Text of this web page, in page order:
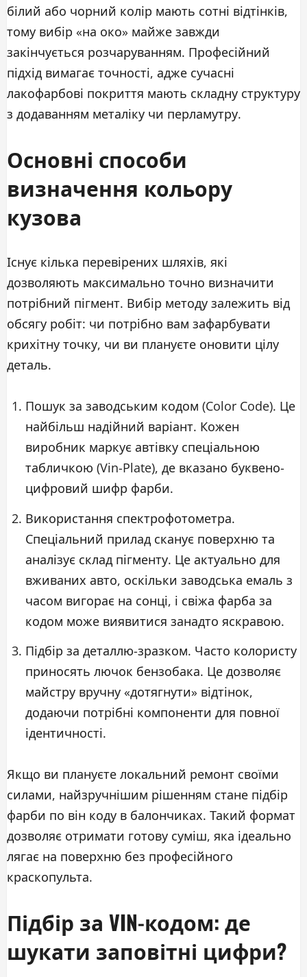
білий або чорний колір мають сотні відтінків,
тому вибір «на око» майже завжди
закінчується розчаруванням. Професійний
підхід вимагає точності, адже сучасні
лакофарбові покриття мають складну структуру
з додаванням металіку чи перламутру.
Основні способи
визначення кольору
кузова
Існує кілька перевірених шляхів, які
дозволяють максимально точно визначити
потрібний пігмент. Вибір методу залежить від
обсягу робіт: чи потрібно вам зафарбувати
крихітну точку, чи ви плануєте оновити цілу
деталь.
Пошук за заводським кодом (Color Code). Це
найбільш надійний варіант. Кожен
виробник маркує автівку спеціальною
табличкою (Vin-Plate), де вказано буквено-
цифровий шифр фарби.
Використання спектрофотометра.
Спеціальний прилад сканує поверхню та
аналізує склад пігменту. Це актуально для
вживаних авто, оскільки заводська емаль з
часом вигорає на сонці, і свіжа фарба за
кодом може виявитися занадто яскравою.
Підбір за деталлю-зразком. Часто колористу
приносять лючок бензобака. Це дозволяє
майстру вручну «дотягнути» відтінок,
додаючи потрібні компоненти для повної
ідентичності.
Якщо ви плануєте локальний ремонт своїми
силами, найзручнішим рішенням стане підбір
фарби по він коду в балончиках. Такий формат
дозволяє отримати готову суміш, яка ідеально
лягає на поверхню без професійного
краскопульта.
Підбір за VIN-кодом: де
шукати заповітні цифри?